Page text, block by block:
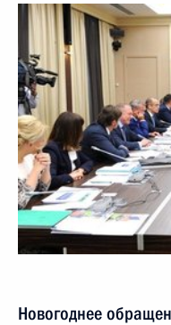
Новогоднее